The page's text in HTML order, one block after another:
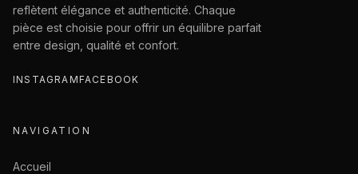
reflètent élégance et authenticité. Chaque
pièce est choisie pour offrir un équilibre parfait
entre design, qualité et confort.
INSTAGRAMFACEBOOK
NAVIGATION
Accueil